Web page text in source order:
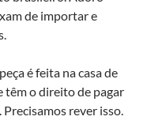
de importar e
é feita na casa de
têm o direito de pagar
rever isso.